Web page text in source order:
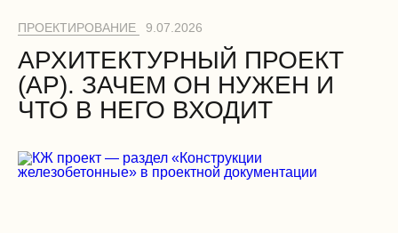
ПРОЕКТИРОВАНИЕ 9.07.2026
АРХИТЕКТУРНЫЙ ПРОЕКТ
(АР). ЗАЧЕМ ОН НУЖЕН И
ЧТО В НЕГО ВХОДИТ